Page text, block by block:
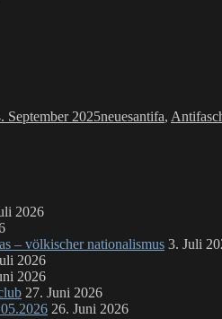
September 2025neuesantifa,
2026
– völkischer nationalismus 3. Juli
2026
2026
27. Juni 2026
26. Juni 2026